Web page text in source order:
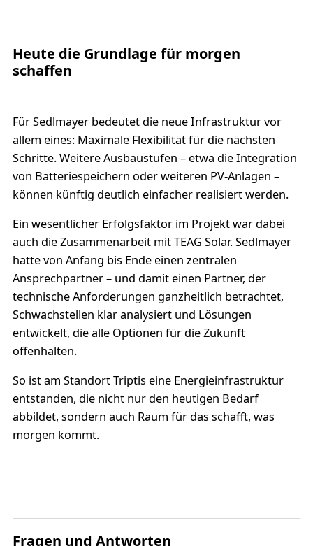
Heute die Grundlage für morgen
schaffen
Für Sedlmayer bedeutet die neue Infrastruktur vor
allem eines: Maximale Flexibilität für die nächsten
Schritte. Weitere Ausbaustufen – etwa die Integration
von Batteriespeichern oder weiteren PV-Anlagen –
können künftig deutlich einfacher realisiert werden.
Ein wesentlicher Erfolgsfaktor im Projekt war dabei
auch die Zusammenarbeit mit TEAG Solar. Sedlmayer
hatte von Anfang bis Ende einen zentralen
Ansprechpartner – und damit einen Partner, der
technische Anforderungen ganzheitlich betrachtet,
Schwachstellen klar analysiert und Lösungen
entwickelt, die alle Optionen für die Zukunft
offenhalten.
So ist am Standort Triptis eine Energieinfrastruktur
entstanden, die nicht nur den heutigen Bedarf
abbildet, sondern auch Raum für das schafft, was
morgen kommt.
Fragen und Antworten